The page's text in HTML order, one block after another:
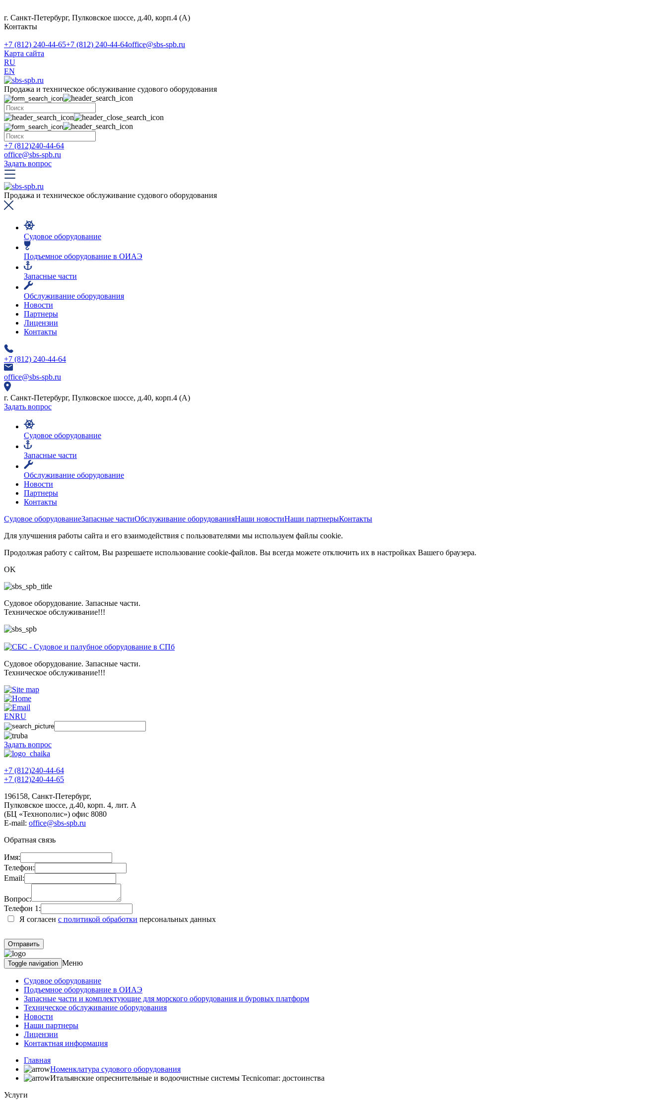
г. Санкт-Петербург, Пулковское шоссе, д.40, корп.4 (А)
Контакты
+7 (812) 240-44-65+7 (812) 240-44-64office@sbs-spb.ru
Карта сайта
RU
EN
Продажа и техническое обслуживание судового оборудования
+7 (812)240-44-64
office@sbs-spb.ru
Задать вопрос
Продажа и техническое обслуживание судового оборудования
Судовое оборудование
Подъемное оборудование в ОИАЭ
Запасные части
Обслуживание оборудования
Новости
Партнеры
Лицензии
Контакты
+7 (812) 240-44-64
office@sbs-spb.ru
г. Санкт-Петербург, Пулковское шоссе, д.40, корп.4 (А)
Задать вопрос
Судовое оборудование
Запасные части
Обслуживание оборудование
Новости
Партнеры
Контакты
Судовое оборудованиеЗапасные частиОбслуживание оборудованияНаши новостиНаши партнерыКонтакты
Для улучшения работы сайта и его взаимодействия с пользователями мы используем файлы cookie.
Продолжая работу с сайтом, Вы разрешаете использование cookie-файлов. Вы всегда можете отключить их в настройках Вашего браузера.
OK
Судовое оборудование. Запасные части.
Техническое обслуживание!!!
Судовое оборудование. Запасные части.
Техническое обслуживание!!!
ENRU
Задать вопрос
+7 (812)240-44-64
+7 (812)240-44-65
196158, Санкт-Петербург,
Пулковское шоссе, д.40, корп. 4, лит. А
(БЦ «Технополис») офис 8080
E-mail: office@sbs-spb.ru
Обратная связь
Имя:
Телефон:
Email:
Вопрос:
Телефон 1:
Я согласен с политикой обработки персональных данных
Toggle navigation Меню
Судовое оборудование
Подъемное оборудование в ОИАЭ
Запасные части и комплектующие для морского оборудования и буровых платформ
Техническое обслуживание оборудования
Новости
Наши партнеры
Лицензии
Контактная информация
Главная
Номенклатура судового оборудования
Итальянские опреснительные и водоочистные системы Tecnicomar: достоинства
Услуги